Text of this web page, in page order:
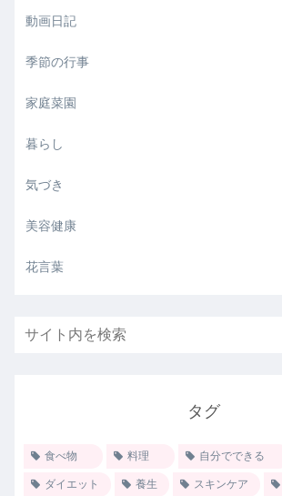
動画日記
季節の行事
家庭菜園
暮らし
気づき
美容健康
花言葉
タグ
食べ物 料理 自分でできる
ダイエット 養生 スキンケア